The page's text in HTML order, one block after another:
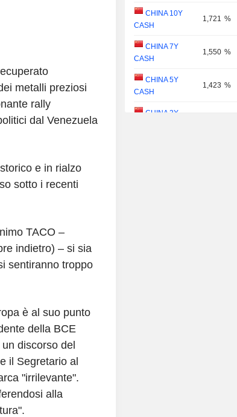
metalli preziosi
rally
dal Venezuela
e in rialzo
sotto i recenti
TACO –
indietro) – si sia
sentiranno troppo
è al suo punto
della BCE
discorso del
il Segretario al
"irrilevante".
alla
CHINA 10Y
CASH
1,721 %
CHINA 7Y
CASH
1,550 %
CHINA 5Y
CASH
1,423 %
CHINA 3Y